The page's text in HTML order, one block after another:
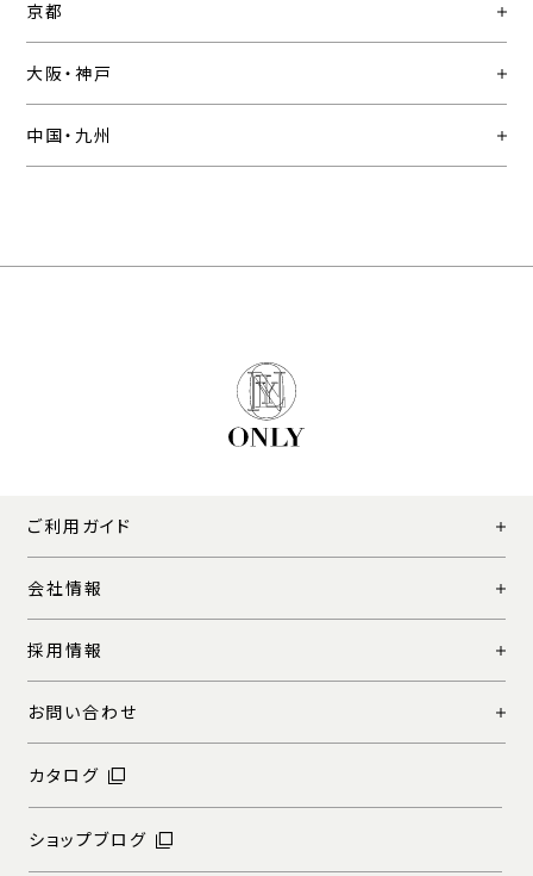
京都
大阪・神戸
中国・九州
ご利用ガイド
会社情報
採用情報
お問い合わせ
カタログ
ショップブログ